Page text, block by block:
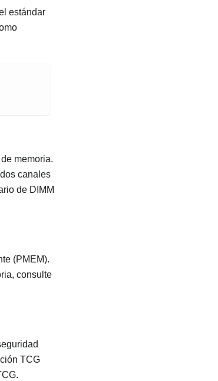
estándar
memoria.
canales
de DIMM
(PMEM).
consulte
TCG